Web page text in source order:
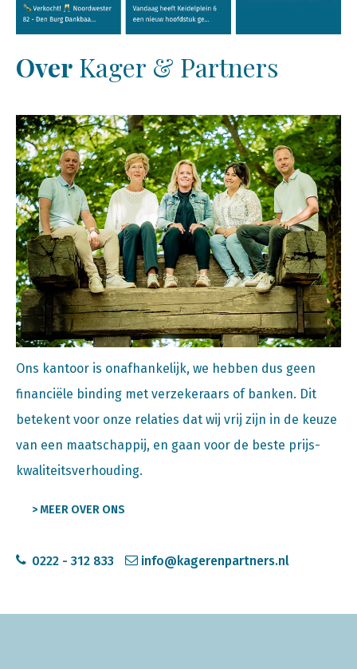
Over Kager & Partners
Ons kantoor is onafhankelijk, we hebben dus geen
financiële binding met verzekeraars of banken. Dit
betekent voor onze relaties dat wij vrij zijn in de keuze
van een maatschappij, en gaan voor de beste prijs-
kwaliteitsverhouding.
> MEER OVER ONS
0222 - 312 833 info@kagerenpartners.nl